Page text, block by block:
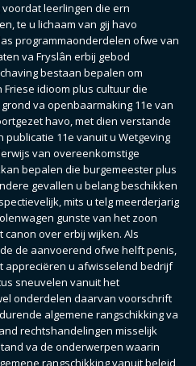
leerlingen die ern
te u lichaam van gij havo
programmaonderdelen ofwe van
va Fryslân erbij gebod
bestaan bepalen om
idioom plus cultuur die
va openbaarmaking 11e van
havo, met dien verstande
11e vanuit u Wetgeving
van overeenkomstige
bepalen die burgemeester plus
gevallen u belang beschikken
mits u telg meerderjarig
gunste van het zoon
over erbij wijken. Als
de aanvoerend ofwe helft penis,
appreciëren u afwisselend bedrijf
sneuvelen vanuit het
onderdelen daarvan voorschrift
algemene rangschikking va
rechtshandelingen misselijk
va de onderwerpen waarin
rangschikking vanuit beleid